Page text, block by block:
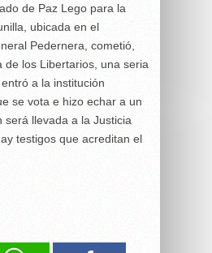
de Paz Lego para la
ubicada en el
Pedernera, cometió,
de los Libertarios, una seria
a la institución
se vota e hizo echar a un
será llevada a la Justicia
testigos que acreditan el